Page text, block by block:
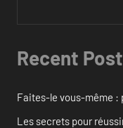
Recent
Faites-le vous-même :
Les secrets pour